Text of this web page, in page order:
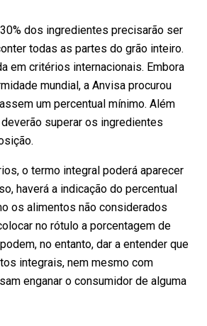
dos ingredientes precisarão ser
todas as partes do grão inteiro.
em critérios internacionais. Embora
mundial, a Anvisa procurou
um percentual mínimo. Além
superar os ingredientes
o termo integral poderá aparecer
haverá a indicação do percentual
os alimentos não considerados
no rótulo a porcentagem de
no entanto, dar a entender que
integrais, nem mesmo com
enganar o consumidor de alguma